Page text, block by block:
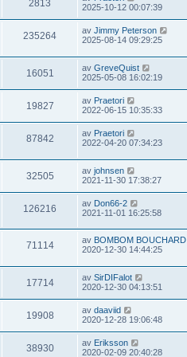
2813
2025-10-12 00:07:39
235264 av Jimmy Peterson
2025-08-14 09:29:25
16051 av GreveQuist
2025-05-08 16:02:19
19827 av Praetori
2022-06-15 10:35:33
87842 av Praetori
2022-04-20 07:34:23
32505 av johnsen
2021-11-30 17:38:27
126216 av Don66-2
2021-11-01 16:25:58
71114 av BOMBOM BOUCHARD
2020-12-30 14:44:25
17714 av SirDIFalot
2020-12-30 04:13:51
19908 av daaviid
2020-12-28 19:06:48
38930 av Eriksson
2020-02-09 20:40:28